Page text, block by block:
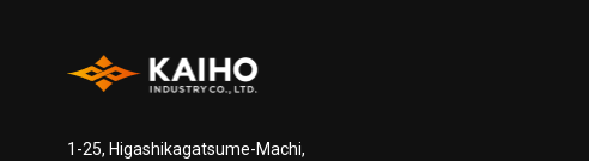
1-25, Higashikagatsume-Machi,